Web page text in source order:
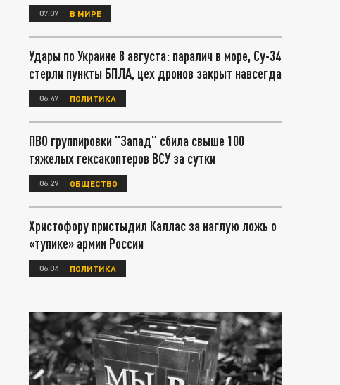
07:07 В МИРЕ
Удары по Украине 8 августа: паралич в море, Су-34
стерли пункты БПЛА, цех дронов закрыт навсегда
06:47 ПОЛИТИКА
ПВО группировки "Запад" сбила свыше 100
тяжелых гексакоптеров ВСУ за сутки
06:29 ОБЩЕСТВО
Христофору пристыдил Каллас за наглую ложь о
«тупике» армии России
06:04 ПОЛИТИКА